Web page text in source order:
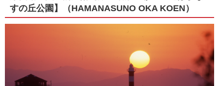
すの丘公園】（HAMANASUNO OKA KOEN）